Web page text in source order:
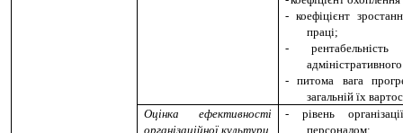
- коефіцієнт
праці;
-
-
питома вага
загальній їх
Оцінка ефективності
організаційної культури
-
рівень
персоналом;